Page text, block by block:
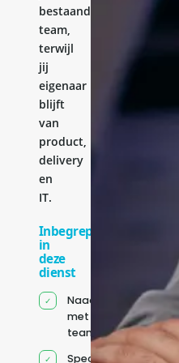
bestaande
team,
terwijl
jij
eigenaar
blijft
van
product,
delivery
en
IT.
Inbegrepen
in
deze
dienst
Naadloze integratie
met jouw bestaande
team
Specifiek voor jou